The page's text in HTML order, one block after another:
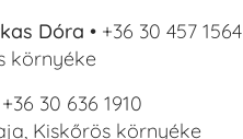
Dóra • +36 30 457 1564
környéke
+36 30 636 1910
Kiskőrös környéke